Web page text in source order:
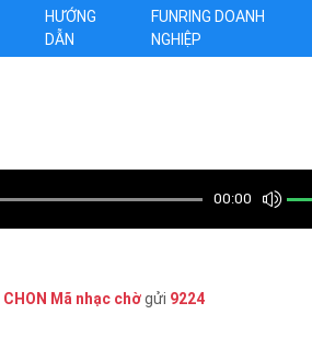
HƯỚNG
DẪN
FUNRING DOANH
NGHIỆP
00:00
CHON Mã nhạc chờgửi 9224